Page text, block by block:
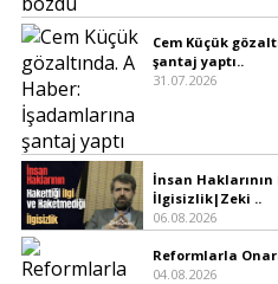
Cem Küçük
şantaj yaptı..
31.07.2026
İnsan
İlgisizlik|Zeki ..
06.08.2026
Reformlarla
04.08.2026